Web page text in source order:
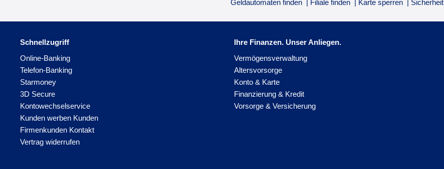
Geldautomaten finden Filiale finden Karte sperren Sicherheit
Schnellzugriff
Online-Banking
Telefon-Banking
Starmoney
3D Secure
Kontowechselservice
Kunden werben Kunden
Firmenkunden Kontakt
Vertrag widerrufen
Ihre Finanzen. Unser Anliegen.
Vermögensverwaltung
Altersvorsorge
Konto & Karte
Finanzierung & Kredit
Vorsorge & Versicherung